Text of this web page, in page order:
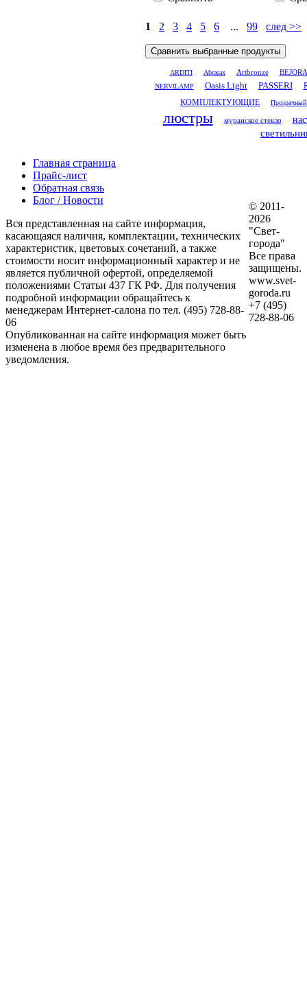
1 2 3 4 5 6 ... 99 след >>
ARDITI Abrasax Artbronze
NERVILAMP
Oasis Light PASSERI
КОМПЛЕКТУЮЩИЕ
люстры муранское стекло
Главная страница
Прайс-лист
Обратная связь
Блог / Новости
Вся представленная на сайте информация,
касающаяся наличия, комплектации, технических
характеристик, цветовых сочетаний, а также
стоимости носит информационный характер и не
является публичной офертой, определяемой
положениями Статьи 437 ГК РФ. Для получения
подробной информации обращайтесь к
менеджерам Интернет-салона по тел. (495) 728-88-
06
Опубликованная на сайте информация может быть
изменена в любое время без предварительного
уведомления.
© 2011-
2026
"Свет-
города"
Все права
защищены.
www.svet-
goroda.ru
+7 (495)
728-88-06